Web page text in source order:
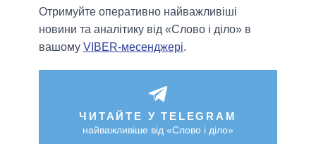
Отримуйте оперативно найважливіші
новини та аналітику від «Слово і діло» в
вашому VIBER-месенджері.
ЧИТАЙТЕ У TELEGRAM
найважливіше від «Слово і діло»